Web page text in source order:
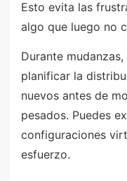
Esto evita las
algo que luego no
Durante
planificar la
nuevos antes de
pesados. Puedes
configuraciones
esfuerzo.